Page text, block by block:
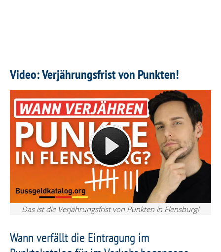
Video: Verjährungsfrist von Punkten!
Das ist die Verjährungsfrist von Punkten in Flensburg!
Wann verfällt die Eintragung im